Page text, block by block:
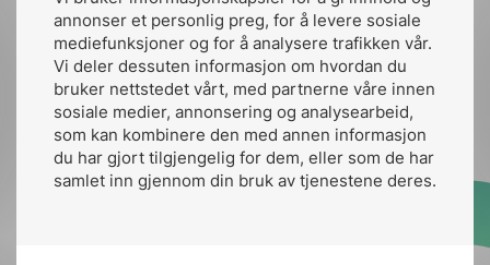
annonser et personlig preg, for å levere sosiale
mediefunksjoner og for å analysere trafikken vår.
Vi deler dessuten informasjon om hvordan du
bruker nettstedet vårt, med partnerne våre innen
sosiale medier, annonsering og analysearbeid,
som kan kombinere den med annen informasjon
du har gjort tilgjengelig for dem, eller som de har
samlet inn gjennom din bruk av tjenestene deres.
Kontakt oss
Ansatte
nek@nek.no
Kontakt
Bruk av Cookies